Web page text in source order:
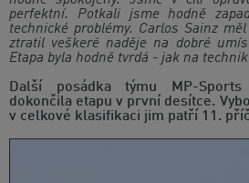
perfektní. Potkali jsme hodně
technické problémy. Carlos Sainz
ztratil veškeré naděje na dobré
Etapa byla hodně tvrdá - jak na
Další posádka týmu MP-
dokončila etapu v první desítce.
v celkové klasifikaci jim patří 11.